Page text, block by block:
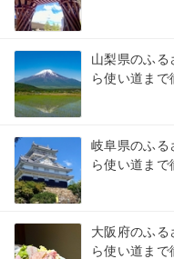
山梨県のふる
ら使い道まで
岐阜県のふる
ら使い道まで
大阪府のふる
ら使い道まで